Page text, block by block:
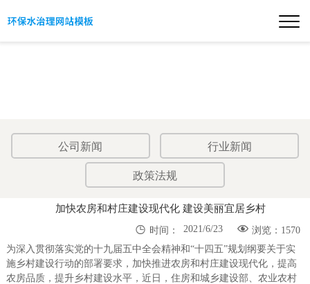
公司新闻 行业新闻
政策法规
加快农房和村庄建设现代化 建设美丽宜居乡村
 浏览：1570
 时间：
2021/6/23
为深入贯彻落实党的十九届五中全会精神和“十四五”规划纲要关于实
施乡村建设行动的部署要求，加快推进农房和村庄建设现代化，提高
农房品质，提升乡村建设水平，近日，住房和城乡建设部、农业农村